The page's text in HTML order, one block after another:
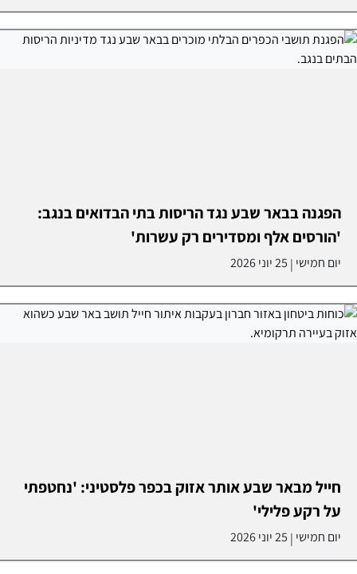
הפגנה בבאר שבע נגד הריסות בתי הבדואים בנגב:
'הורסים אלף ומסדירים רק עשרות'
יום חמישי | 25 יוני 2026
חייל מבאר שבע אותר אזוק בכפר פלסטיני: 'נחטפתי
על רקע פלילי'
יום חמישי | 25 יוני 2026